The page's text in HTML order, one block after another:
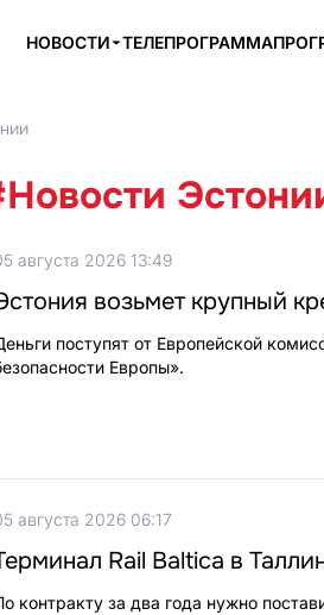
НОВОСТИ ТЕЛЕПРОГРАММА
августа 2026 13:49
возьмет крупный
поступят от Европейской
Европы».
августа 2026 06:17
Rail Baltica в
контракту за два года нужно